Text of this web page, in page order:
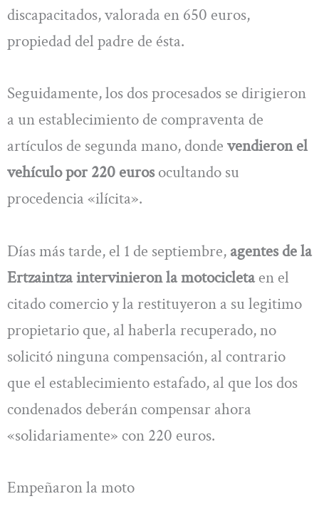
discapacitados, valorada en 650 euros,
propiedad del padre de ésta.
Seguidamente, los dos procesados se dirigieron
a un establecimiento de compraventa de
artículos de segunda mano, donde vendieron el
vehículo por 220 eurosocultando su
procedencia «ilícita».
Días más tarde, el 1 de septiembre, agentes de la
Ertzaintza intervinieron la motocicletaen el
citado comercio y la restituyeron a su legitimo
propietario que, al haberla recuperado, no
solicitó ninguna compensación, al contrario
que el establecimiento estafado, al que los dos
condenados deberán compensar ahora
«solidariamente» con 220 euros.
Empeñaron la moto